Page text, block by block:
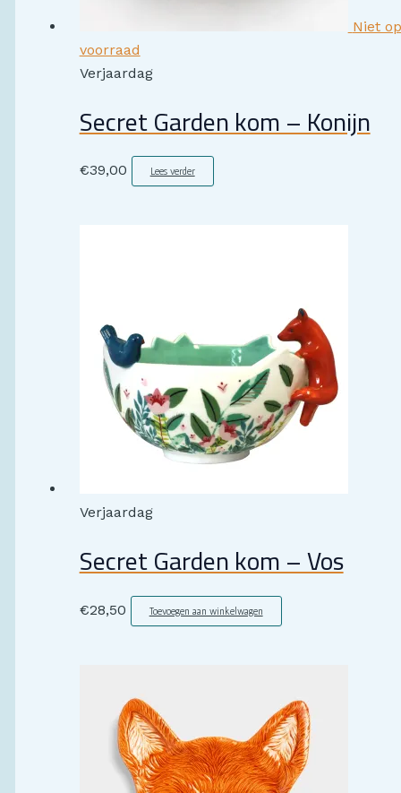
Niet op
voorraad
Verjaardag
Secret Garden kom – Konijn
€39,00 Lees verder
Verjaardag
Secret Garden kom – Vos
€28,50 Toevoegen aan winkelwagen